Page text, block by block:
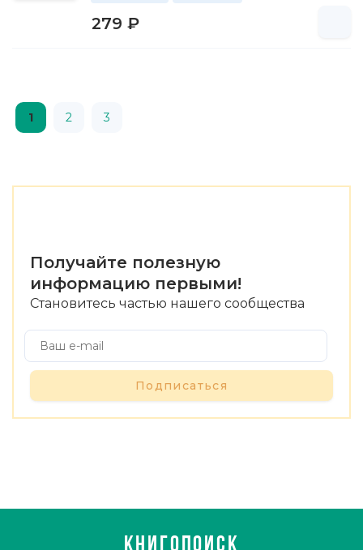
279 ₽
1 2 3
Получайте полезную
информацию первыми!
Становитесь частью нашего сообщества
Подписаться